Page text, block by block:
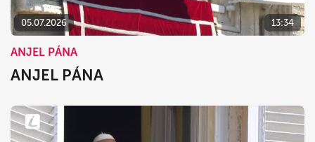
05.07.2026 13:34
ANJEL PÁNA
ANJEL PÁNA